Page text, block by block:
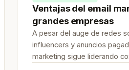
Ventajas del email
grandes empresas
A pesar del auge de redes
influencers y anuncios
marketing sigue liderando